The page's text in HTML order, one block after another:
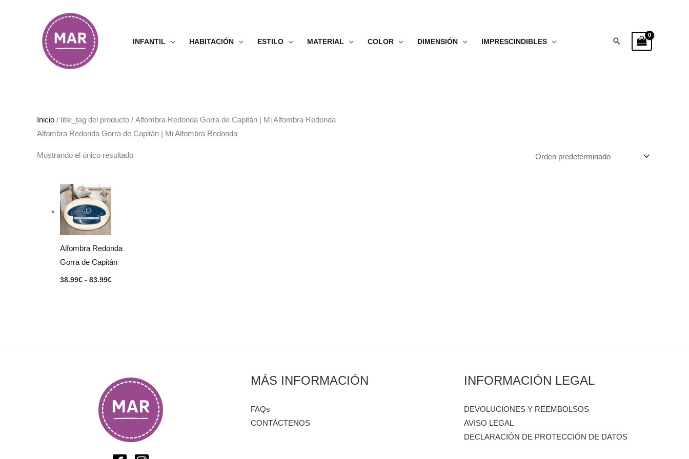
INFANTIL HABITACIÓN ESTILO MATERIAL COLOR DIMENSIÓN IMPRESCINDIBLES Buscar
Inicio / title_tag del producto / Alfombra Redonda Gorra de Capitán | Mi Alfombra Redonda
Alfombra Redonda Gorra de Capitán | Mi Alfombra Redonda
Mostrando el único resultado
Alfombra Redonda
Gorra de Capitán
38.99€ - 83.99€
MÁS INFORMACIÓN
FAQs
CONTÁCTENOS
INFORMACIÓN LEGAL
DEVOLUCIONES Y REEMBOLSOS
AVISO LEGAL
DECLARACIÓN DE PROTECCIÓN DE DATOS